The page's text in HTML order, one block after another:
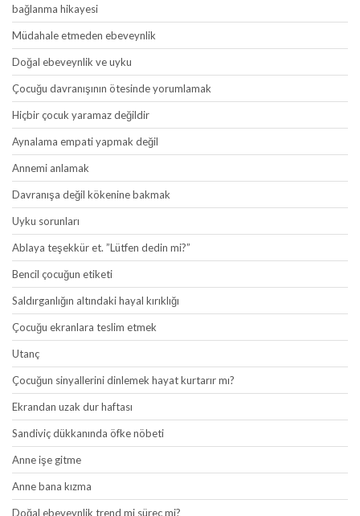
bağlanma hikayesi
Müdahale etmeden ebeveynlik
Doğal ebeveynlik ve uyku
Çocuğu davranışının ötesinde yorumlamak
Hiçbir çocuk yaramaz değildir
Aynalama empati yapmak değil
Annemi anlamak
Davranışa değil kökenine bakmak
Uyku sorunları
Ablaya teşekkür et. ”Lütfen dedin mi?”
Bencil çocuğun etiketi
Saldırganlığın altındaki hayal kırıklığı
Çocuğu ekranlara teslim etmek
Utanç
Çocuğun sinyallerini dinlemek hayat kurtarır mı?
Ekrandan uzak dur haftası
Sandiviç dükkanında öfke nöbeti
Anne işe gitme
Anne bana kızma
Doğal ebeveynlik trend mi süreç mi?